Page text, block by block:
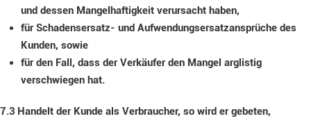
und dessen Mangelhaftigkeit verursacht haben,
für Schadensersatz- und Aufwendungsersatzansprüche des
Kunden, sowie
für den Fall, dass der Verkäufer den Mangel arglistig
verschwiegen hat.
7.3 Handelt der Kunde als Verbraucher, so wird er gebeten,